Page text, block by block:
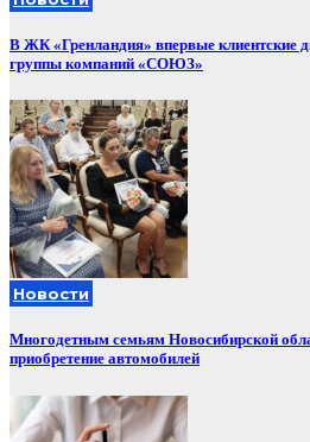
В ЖК «Гренландия» впервые клиентские
группы компаний «СОЮЗ»
Новости
Многодетным семьям Новосибирской
приобретение автомобилей